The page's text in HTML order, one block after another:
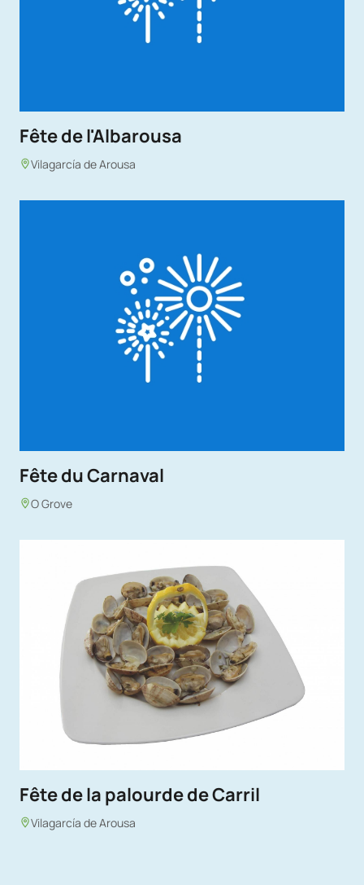
Fête de l'Albarousa
Vilagarcía de Arousa
Fête du Carnaval
O Grove
Fête de la palourde de Carril
Vilagarcía de Arousa